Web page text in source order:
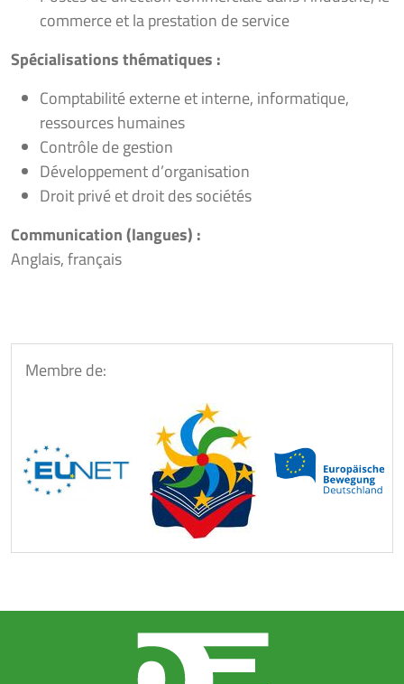
commerce et la prestation de service
Spécialisations thématiques :
Comptabilité externe et interne, informatique,
ressources humaines
Contrôle de gestion
Développement d’organisation
Droit privé et droit des sociétés
Communication (langues) :
Anglais, français
Membre de: